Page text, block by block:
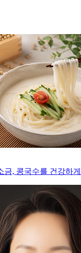
금, 콩국수를 건강하